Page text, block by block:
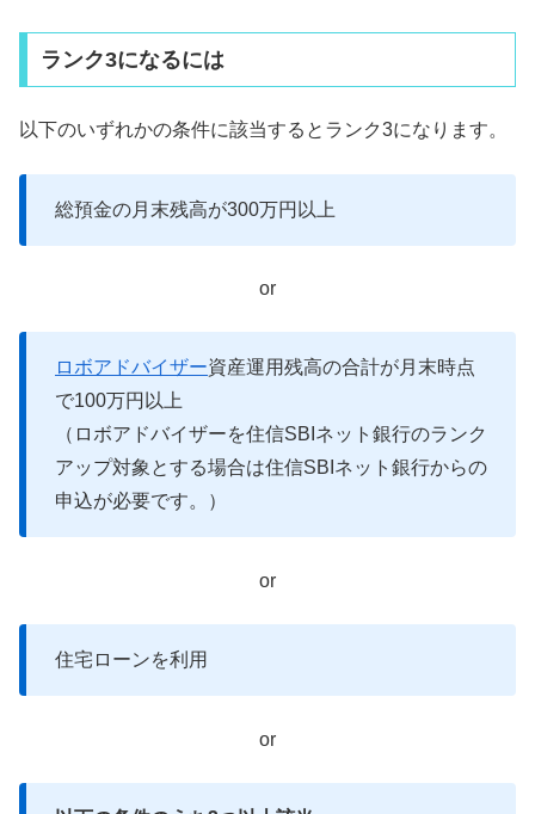
ランク3になるには
以下のいずれかの条件に該当するとランク3になります。
総預金の月末残高が300万円以上
or
ロボアドバイザー資産運用残高の合計が月末時点
で100万円以上
（ロボアドバイザーを住信SBIネット銀行のランク
アップ対象とする場合は住信SBIネット銀行からの
申込が必要です。）
or
住宅ローンを利用
or